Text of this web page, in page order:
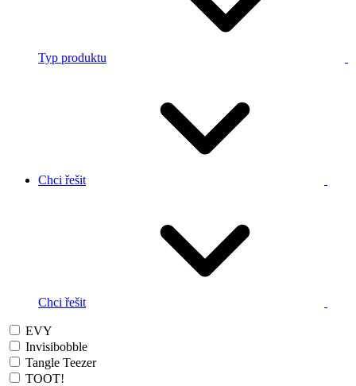
Typ produktu
Chci řešit
Chci řešit
EVY
Invisibobble
Tangle Teezer
TOOT!